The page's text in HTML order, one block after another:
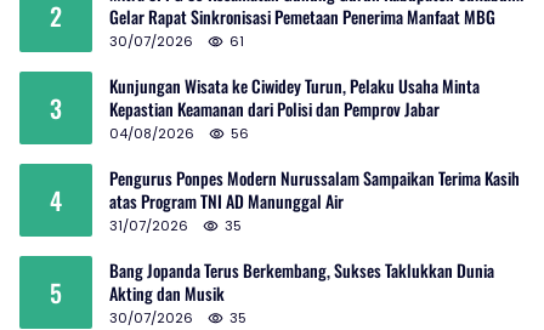
2
Gelar Rapat Sinkronisasi Pemetaan Penerima Manfaat MBG
30/07/2026 61
3
Kunjungan Wisata ke Ciwidey Turun, Pelaku Usaha Minta
Kepastian Keamanan dari Polisi dan Pemprov Jabar
04/08/2026 56
4
Pengurus Ponpes Modern Nurussalam Sampaikan Terima Kasih
atas Program TNI AD Manunggal Air
31/07/2026 35
5
Bang Jopanda Terus Berkembang, Sukses Taklukkan Dunia
Akting dan Musik
30/07/2026 35